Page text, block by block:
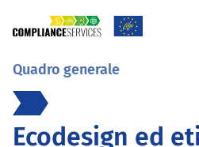
Quadro generale
Ecodesign ed